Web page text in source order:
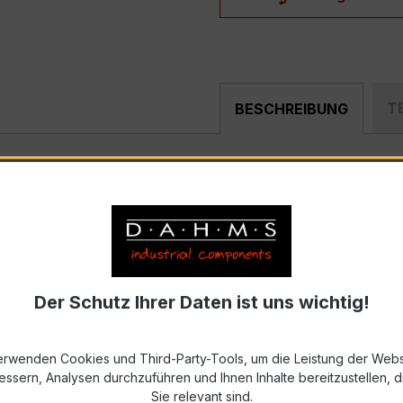
BESCHREIBUNG
300/5A 5-2,5VA Kl.0,5sist ein kompakter,
Serie, speziell für den Einsatz in Energieverteilung,
Primärnennstrom 600–300 A, Sekundärnennstrom 5
2 bzw. DIN EN 61869-2)
Der Schutz Ihrer Daten ist uns wichtig!
Cookies und Third-Party-Tools, um die Leistung der
Analysen durchzuführen und Ihnen Inhalte bereitzustellen,
Sie relevant sind.